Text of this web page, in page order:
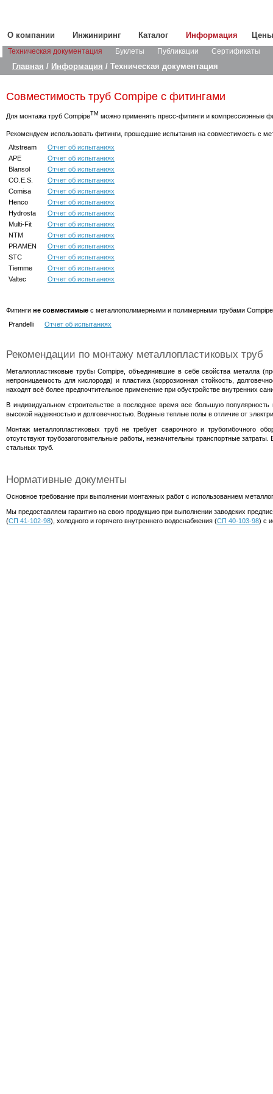
О компании Инжиниринг Каталог Информация Цены
Техническая документация Буклеты Публикации Сертификаты
Главная / Информация / Техническая документация
Совместимость труб Compipe с фитингами
Для монтажа труб CompipeTM можно применять пресс-фитинги и компрессионные
Рекомендуем использовать фитинги, прошедшие испытания на совместимость с
Altstream
Отчет об испытаниях
APE
Отчет об испытаниях
Blansol
Отчет об испытаниях
CO.E.S.
Отчет об испытаниях
Comisa
Отчет об испытаниях
Henco
Отчет об испытаниях
Hydrosta
Отчет об испытаниях
Multi-Fit
Отчет об испытаниях
NTM
Отчет об испытаниях
PRAMEN
Отчет об испытаниях
STC
Отчет об испытаниях
Tiemme
Отчет об испытаниях
Valtec
Отчет об испытаниях
Фитинги не совместимые с металлополимерными и полимерными трубами Compipe
Prandelli
Отчет об испытаниях
Рекомендации по монтажу металлопластиковых труб
Металлопластиковые трубы Compipe, объединившие в себе свойства металла
непроницаемость для кислорода) и пластика (коррозионная стойкость,
находят всё более предпочтительное применение при обустройстве внутренних
В индивидуальном строительстве в последнее время все большую
высокой надежностью и долговечностью. Водяные теплые полы в отличие от
Монтаж металлопластиковых труб не требует сварочного и трубогибочного
отсутствуют трубозаготовительные работы, незначительны транспортные
стальных труб.
Нормативные документы
Основное требование при выполнении монтажных работ с использованием
Мы предоставляем гарантию на свою продукцию при выполнении заводских
(СП 41-102-98), холодного и горячего внутреннего водоснабжения (СП 40-103-98) с